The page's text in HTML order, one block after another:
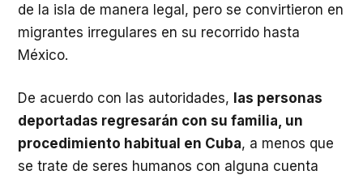
de la isla de manera legal, pero se convirtieron en
migrantes irregulares en su recorrido hasta
México.
De acuerdo con las autoridades, las personas
deportadas regresarán con su familia, un
procedimiento habitual en Cuba, a menos que
se trate de seres humanos con alguna cuenta